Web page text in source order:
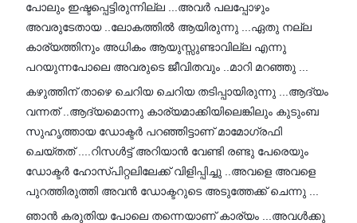
പോലും ഇഷ്ടപ്പെട്ടിരുന്നില്ല ...അവർ പലപ്പോഴും
അവരുടേതായ ..ലോകത്തിൽ ആയിരുന്നു ...ഏതു നല്ല
കാര്യത്തിനും അധികം ആയുസ്സുണ്ടാവില്ല എന്നു
പറയുന്നപോലെ അവരുടെ ജീവിതവും ..മാറി മറഞ്ഞു ...
കഴുത്തിന് താഴെ ചെറിയ ചെറിയ തടിപ്പായിരുന്നു ...ആദ്യം
വന്നത് ..ആദ്യമൊന്നു കാര്യമാക്കിയിലെങ്കിലും കുടുംബ
സുഹൃത്തായ ഡോക്ടർ പറഞ്ഞിട്ടാണ് മാമോഗ്രഫി
ചെയ്തത് ....റിസൾട്ട് അറിയാൻ വേണ്ടി രണ്ടു പേരെയും
ഡോക്ടർ ഹോസ്പിറ്റലിലേക്ക് വിളിപ്പിച്ചു ..അവളെ അവളെ
പുറത്തിരുത്തി അവൻ ഡോക്ടറുടെ അടുത്തേക്ക് ചെന്നു ...
ഞാൻ കരുതിയ പോലെ തന്നെയാണ് കാര്യം ...അവൾക്കു